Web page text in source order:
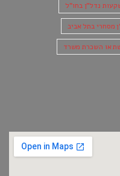
נדל"ן בחו"ל
מסחרי בתל אביב
או השכרת משרד